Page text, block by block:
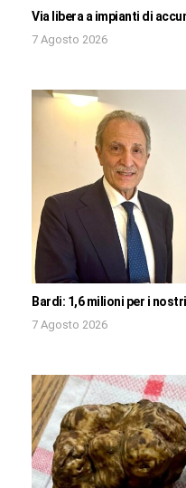
Via libera a impianti di
7 Agosto 2026
Bardi: 1,6 milioni per i
7 Agosto 2026